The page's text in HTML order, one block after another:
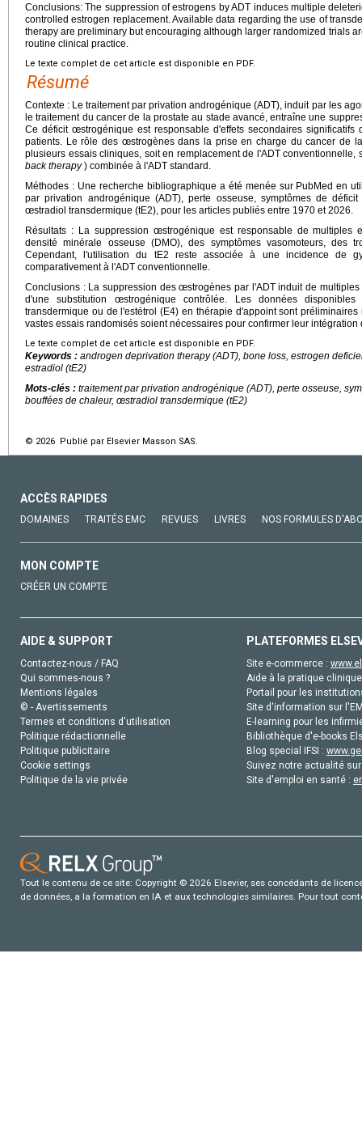
Conclusions: The suppression of estrogens by ADT induces multiple
controlled estrogen replacement. Available data regarding the use of
therapy are preliminary but encouraging although larger randomized trials
routine clinical practice.
Le texte complet de cet article est disponible en PDF.
Résumé
Contexte : Le traitement par privation androgénique (ADT), induit par les
le traitement du cancer de la prostate au stade avancé, entraîne une
Ce déficit œstrogénique est responsable d'effets secondaires
patients. Le rôle des œstrogènes dans la prise en charge du cancer de
plusieurs essais cliniques, soit en remplacement de l'ADT
back therapy) combinée à l'ADT standard.
Méthodes : Une recherche bibliographique a été menée sur PubMed en
par privation androgénique (ADT), perte osseuse, symptômes de
œstradiol transdermique (tE2), pour les articles publiés entre 1970 et 2026.
Résultats : La suppression œstrogénique est responsable de multiples
densité minérale osseuse (DMO), des symptômes vasomoteurs, des
Cependant, l'utilisation du tE2 reste associée à une incidence de
comparativement à l'ADT conventionnelle.
Conclusions : La suppression des œstrogènes par l'ADT induit de
d'une substitution œstrogénique contrôlée. Les données
transdermique ou de l'estétrol (E4) en thérapie d'appoint sont
vastes essais randomisés soient nécessaires pour confirmer leur
Le texte complet de cet article est disponible en PDF.
Keywords : androgen deprivation therapy (ADT), bone loss, estrogen
estradiol (tE2)
Mots-clés : traitement par privation androgénique (ADT), perte osseuse,
bouffées de chaleur, œstradiol transdermique (tE2)
© 2026 Publié par Elsevier Masson SAS.
ACCÈS RAPIDES
DOMAINES TRAITÉS EMC REVUES LIVRES NOS FORMULES
MON COMPTE
CRÉER UN COMPTE
AIDE & SUPPORT
Contactez-nous / FAQ
Qui sommes-nous ?
Mentions légales
© - Avertissements
Termes et conditions d'utilisation
Politique rédactionnelle
Politique publicitaire
Cookie settings
Politique de la vie privée
PLATEFORMES
Site e-commerce :
Aide à la pratique
Portail pour les
Site d'information sur
E-learning pour les
Bibliothèque d'e-books
Blog special IFSI :
Suivez notre actualité
Site d'emploi en santé :
Tout le contenu de ce site: Copyright © 2026 Elsevier, ses concédants de
de données, a la formation en IA et aux technologies similaires. Pour tout